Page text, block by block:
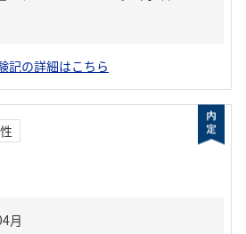
記の詳細はこちら